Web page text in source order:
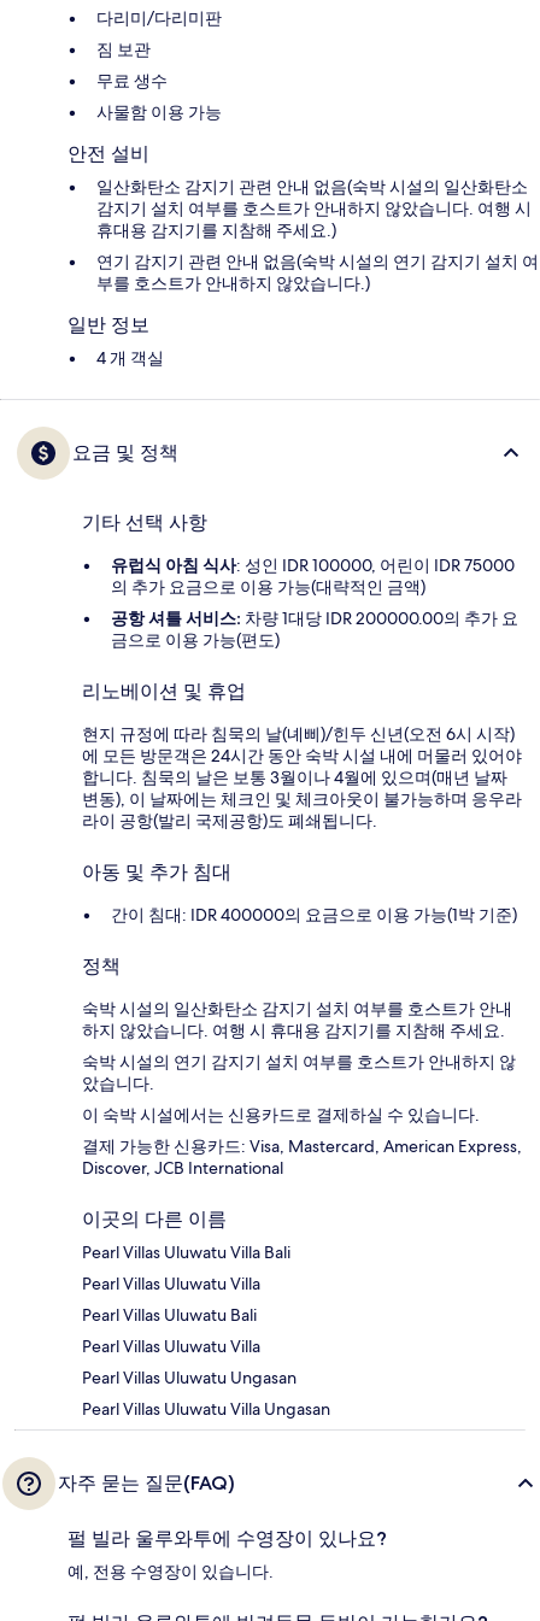
다리미/다리미판
짐 보관
무료 생수
사물함 이용 가능
안전 설비
일산화탄소 감지기 관련 안내 없음(숙박 시설의 일산화탄소
감지기 설치 여부를 호스트가 안내하지 않았습니다. 여행 시
휴대용 감지기를 지참해 주세요.)
연기 감지기 관련 안내 없음(숙박 시설의 연기 감지기 설치 여
부를 호스트가 안내하지 않았습니다.)
일반 정보
4 개 객실
요금 및 정책
기타 선택 사항
유럽식 아침 식사: 성인 IDR 100000, 어린이 IDR 75000
의 추가 요금으로 이용 가능(대략적인 금액)
공항 셔틀 서비스: 차량 1대당 IDR 200000.00의 추가 요
금으로 이용 가능(편도)
리노베이션 및 휴업
현지 규정에 따라 침묵의 날(녜삐)/힌두 신년(오전 6시 시작)
에 모든 방문객은 24시간 동안 숙박 시설 내에 머물러 있어야
합니다. 침묵의 날은 보통 3월이나 4월에 있으며(매년 날짜
변동), 이 날짜에는 체크인 및 체크아웃이 불가능하며 응우라
라이 공항(발리 국제공항)도 폐쇄됩니다.
아동 및 추가 침대
간이 침대: IDR 400000의 요금으로 이용 가능(1박 기준)
정책
숙박 시설의 일산화탄소 감지기 설치 여부를 호스트가 안내
하지 않았습니다. 여행 시 휴대용 감지기를 지참해 주세요.
숙박 시설의 연기 감지기 설치 여부를 호스트가 안내하지 않
았습니다.
이 숙박 시설에서는 신용카드로 결제하실 수 있습니다.
결제 가능한 신용카드: Visa, Mastercard, American Express,
Discover, JCB International
이곳의 다른 이름
Pearl Villas Uluwatu Villa Bali
Pearl Villas Uluwatu Villa
Pearl Villas Uluwatu Bali
Pearl Villas Uluwatu Villa
Pearl Villas Uluwatu Ungasan
Pearl Villas Uluwatu Villa Ungasan
자주 묻는 질문(FAQ)
펄 빌라 울루와투에 수영장이 있나요?
예, 전용 수영장이 있습니다.